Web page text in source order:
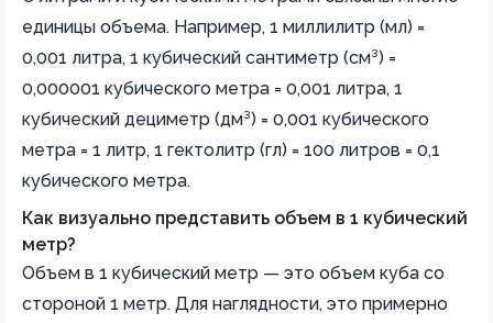
единицы объема. Например, 1 миллилитр (мл) =
0,001 литра, 1 кубический сантиметр (см³) =
0,000001 кубического метра = 0,001 литра, 1
кубический дециметр (дм³) = 0,001 кубического
метра = 1 литр, 1 гектолитр (гл) = 100 литров = 0,1
кубического метра.
Как визуально представить объем в 1 кубический
метр?
Объем в 1 кубический метр — это объем куба со
стороной 1 метр. Для наглядности, это примерно